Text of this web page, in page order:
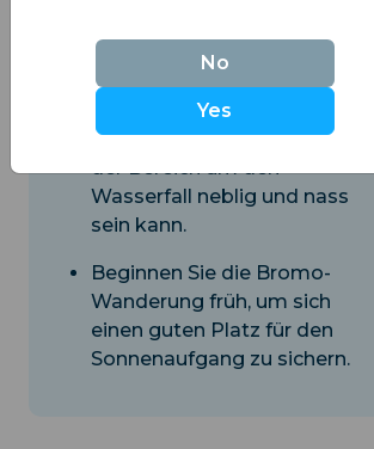
Bringen Sie eine
wasserdichte Jacke mit, da
der Bereich um den
Wasserfall neblig und nass
sein kann.
Beginnen Sie die Bromo-
Wanderung früh, um sich
einen guten Platz für den
Sonnenaufgang zu sichern.
No
Yes